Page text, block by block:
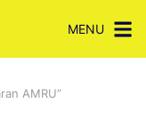
MENU
AMRU”